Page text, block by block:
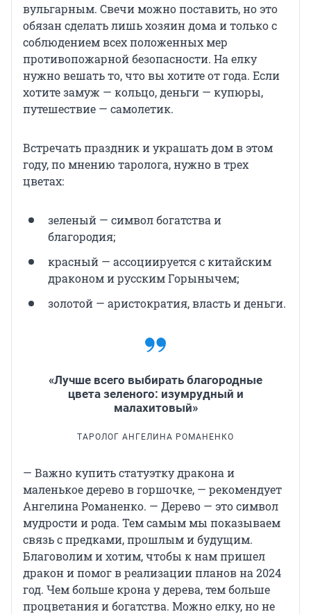
вульгарным. Свечи можно поставить, но это
обязан сделать лишь хозяин дома и только с
соблюдением всех положенных мер
противопожарной безопасности. На елку
нужно вешать то, что вы хотите от года. Если
хотите замуж — кольцо, деньги — купюры,
путешествие — самолетик.
Встречать праздник и украшать дом в этом
году, по мнению таролога, нужно в трех
цветах:
зеленый — символ богатства и
благородия;
красный — ассоциируется с китайским
драконом и русским Горынычем;
золотой — аристократия, власть и деньги.
«Лучше всего выбирать благородные
цвета зеленого: изумрудный и
малахитовый»
ТАРОЛОГ АНГЕЛИНА РОМАНЕНКО
— Важно купить статуэтку дракона и
маленькое дерево в горшочке, — рекомендует
Ангелина Романенко. — Дерево — это символ
мудрости и рода. Тем самым мы показываем
связь с предками, прошлым и будущим.
Благоволим и хотим, чтобы к нам пришел
дракон и помог в реализации планов на 2024
год. Чем больше крона у дерева, тем больше
процветания и богатства. Можно елку, но не